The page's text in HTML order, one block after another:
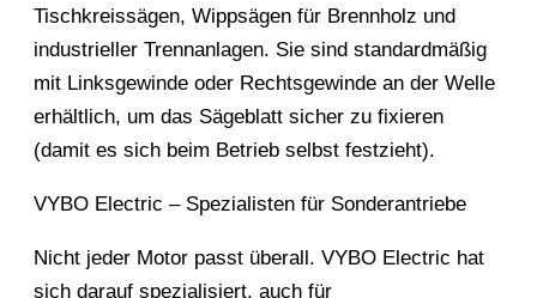
Tischkreissägen, Wippsägen für Brennholz und
industrieller Trennanlagen. Sie sind standardmäßig
mit Linksgewinde oder Rechtsgewinde an der Welle
erhältlich, um das Sägeblatt sicher zu fixieren
(damit es sich beim Betrieb selbst festzieht).
VYBO Electric – Spezialisten für Sonderantriebe
Nicht jeder Motor passt überall. VYBO Electric hat
sich darauf spezialisiert, auch für